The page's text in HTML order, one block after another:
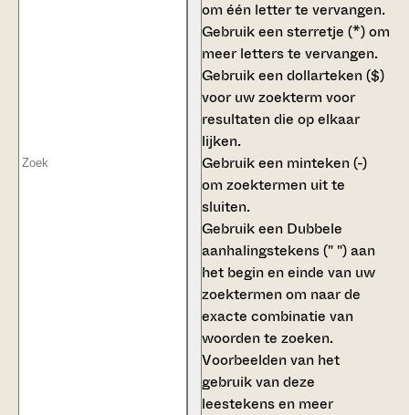
om één letter te vervangen.
Gebruik eensterretje (*)om
meer letters te vervangen.
Gebruik eendollarteken ($)
voor uw zoekterm voor
resultaten die op elkaar
lijken.
Gebruik een minteken (-)
om zoektermen uit te
sluiten.
Gebruik een Dubbele
aanhalingstekens (" ")aan
het begin en einde van uw
zoektermen om naar de
exacte combinatie van
woorden te zoeken.
Voorbeelden van het
gebruik van deze
leestekens en meer